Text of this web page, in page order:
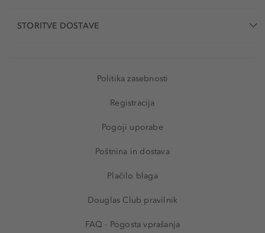
STORITVE DOSTAVE
Politika zasebnosti
Registracija
Pogoji uporabe
Poštnina in dostava
Plačilo blaga
Douglas Club pravilnik
FAQ - Pogosta vprašanja